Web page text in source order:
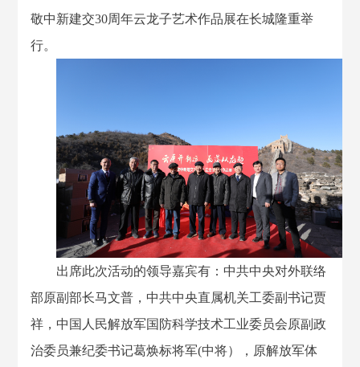
敬中新建交30周年云龙子艺术作品展在长城隆重举
行。
出席此次活动的领导嘉宾有：中共中央对外联络
部原副部长马文普，中共中央直属机关工委副书记贾
祥，中国人民解放军国防科学技术工业委员会原副政
治委员兼纪委书记葛焕标将军(中将），原解放军体